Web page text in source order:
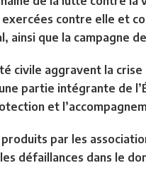
contre elle et
que la campagne
civile aggravent la
partie intégrante de
et
par les
défaillances dans le